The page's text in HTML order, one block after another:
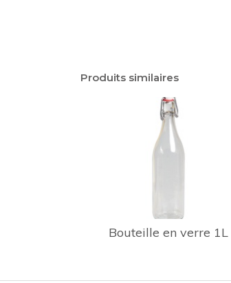
Produits similaires
Bouteille en verre 1L